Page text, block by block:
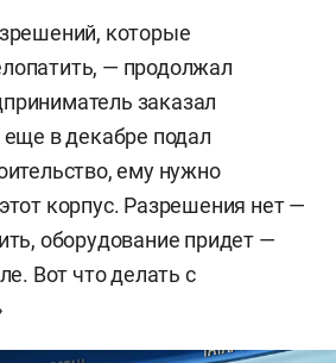
которые
— продолжал
заказал
в декабре подал
ему нужно
корпус. Разрешения нет —
оборудование придет —
Вот что делать с